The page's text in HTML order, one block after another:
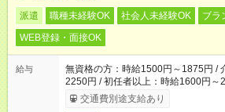
派遣 職種未経験OK 社会人未経験OK
ブラ
WEB登録・面接OK
給与
無資格の方：時給1500円～1875円 /
2250円 / 初任者以上：時給1600円～
交通費別途支給あり